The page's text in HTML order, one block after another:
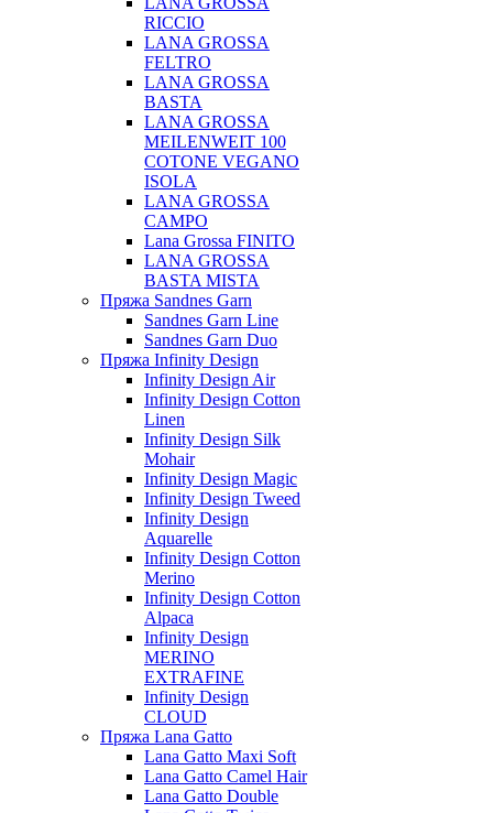
RICCIO
LANA GROSSA
FELTRO
LANA GROSSA
BASTA
LANA GROSSA
MEILENWEIT 100
COTONE VEGANO
ISOLA
LANA GROSSA
CAMPO
Lana Grossa FINITO
LANA GROSSA
BASTA MISTA
Пряжа Sandnes Garn
Sandnes Garn Line
Sandnes Garn Duo
Пряжа Infinity Design
Infinity Design Air
Infinity Design Cotton
Linen
Infinity Design Silk
Mohair
Infinity Design Magic
Infinity Design Tweed
Infinity Design
Aquarelle
Infinity Design Cotton
Merino
Infinity Design Cotton
Alpaca
Infinity Design
MERINO
EXTRAFINE
Infinity Design
CLOUD
Пряжа Lana Gatto
Lana Gatto Maxi Soft
Lana Gatto Camel Hair
Lana Gatto Double